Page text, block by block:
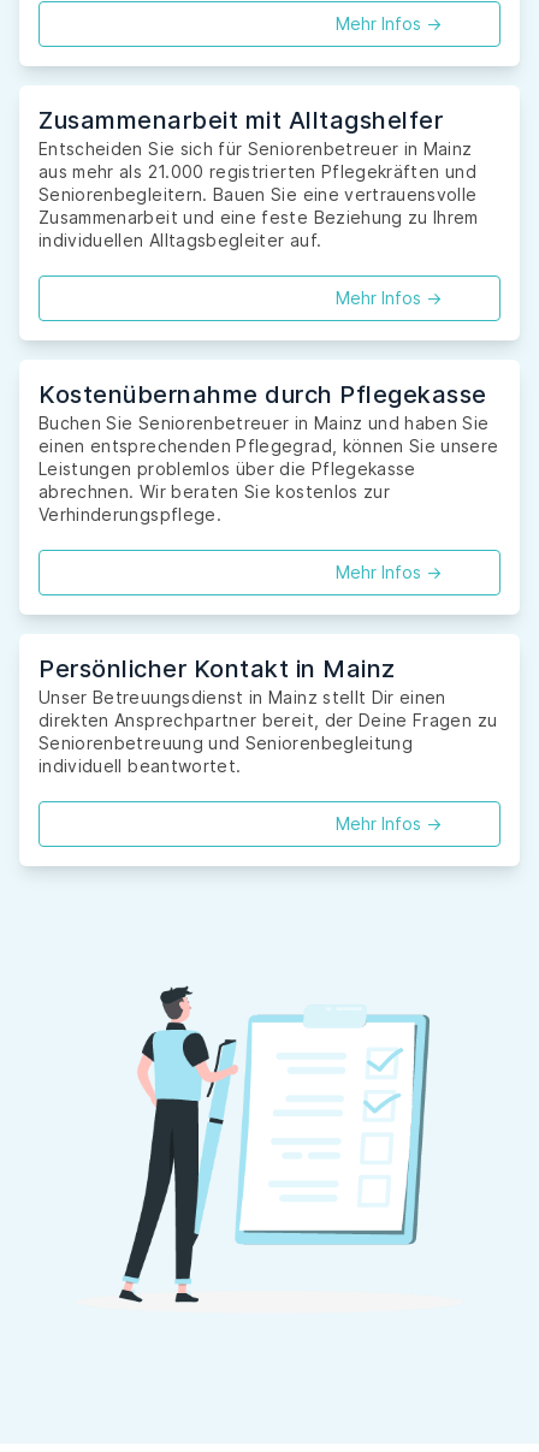
Mehr Infos ->
Zusammenarbeit mit Alltagshelfer
Entscheiden Sie sich für Seniorenbetreuer in Mainz
aus mehr als 21.000 registrierten Pflegekräften und
Seniorenbegleitern. Bauen Sie eine vertrauensvolle
Zusammenarbeit und eine feste Beziehung zu Ihrem
individuellen Alltagsbegleiter auf.
Mehr Infos ->
Kostenübernahme durch Pflegekasse
Buchen Sie Seniorenbetreuer in Mainz und haben Sie
einen entsprechenden Pflegegrad, können Sie unsere
Leistungen problemlos über die Pflegekasse
abrechnen. Wir beraten Sie kostenlos zur
Verhinderungspflege.
Mehr Infos ->
Persönlicher Kontakt in Mainz
Unser Betreuungsdienst in Mainz stellt Dir einen
direkten Ansprechpartner bereit, der Deine Fragen zu
Seniorenbetreuung und Seniorenbegleitung
individuell beantwortet.
Mehr Infos ->